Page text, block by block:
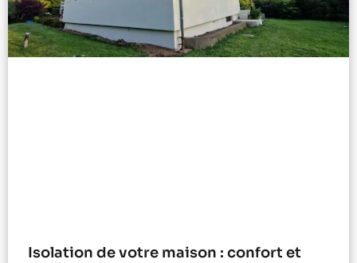
Isolation de votre maison : confort et